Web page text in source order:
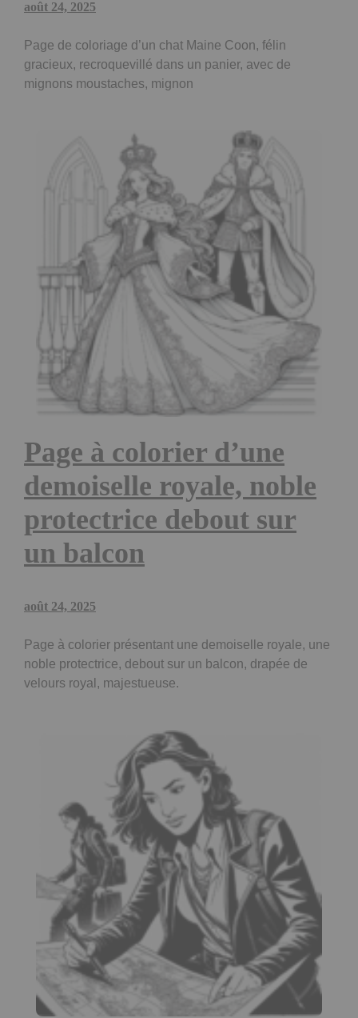
août 24, 2025
Page de coloriage d’un chat Maine Coon, félin
gracieux, recroquevillé dans un panier, avec de
mignons moustaches, mignon
Page à colorier d’une
demoiselle royale, noble
protectrice debout sur
un balcon
août 24, 2025
Page à colorier présentant une demoiselle royale, une
noble protectrice, debout sur un balcon, drapée de
velours royal, majestueuse.